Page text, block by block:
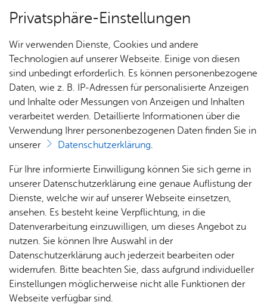
Über­sicht Bür­ger & Stadt
Rat­
haus &
Bür­
ger­
ser­vice
Rat­
häu­ser
& Orts­
ver­
wal­
Nach­
rich­
ten,
Vi­de­os
& Bil­
der
Me­di­
en­in­
for­ma­
tio­nen
Jobs
Stel­
len­an­
ge­bo­te
Aus­bil­
dung &
Stu­di­
um
Bauen
& Um­
welt
Geo­
da­ten
& 3D-
Stadt­
Ge­
sund­
heit &
kum
Ärzte &
Apo­
Dienst­leis­tun­gen A–Z
Vor­le­sen
Eh­ren­amt­lich ge­tra­ge­ner
Ver­kehr im ÖPNV - Pau­scha­
le zur Un­ter­stüt­zung be­an­
tra­gen
Sie bieten einen vollöffentlichen Fahrdienst an?
Das Verkehrsangebot wird lokal organisiert und
ehrenamtlich betrieben?
Privatsphäre-Einstellungen
Wir verwenden Dienste, Cookies und andere
Technologien auf unserer Webseite. Einige von diesen
sind unbedingt erforderlich. Es können personenbezogene
Daten, wie z. B. IP-Adressen für personalisierte Anzeigen
und Inhalte oder Messungen von Anzeigen und Inhalten
verarbeitet werden. Detaillierte Informationen über die
Verwendung Ihrer personenbezogenen Daten finden Sie in
unserer
Datenschutzerklärung.
Für Ihre informierte Einwilligung können Sie sich gerne in
unserer Datenschutzerklärung eine genaue Auflistung der
Dienste, welche wir auf unserer Webseite einsetzen,
ansehen. Es besteht keine Verpflichtung, in die
Datenverarbeitung einzuwilligen, um dieses Angebot zu
nutzen. Sie können Ihre Auswahl in der
Datenschutzerklärung auch jederzeit bearbeiten oder
widerrufen. Bitte beachten Sie, dass aufgrund individueller
Einstellungen möglicherweise nicht alle Funktionen der
Webseite verfügbar sind.